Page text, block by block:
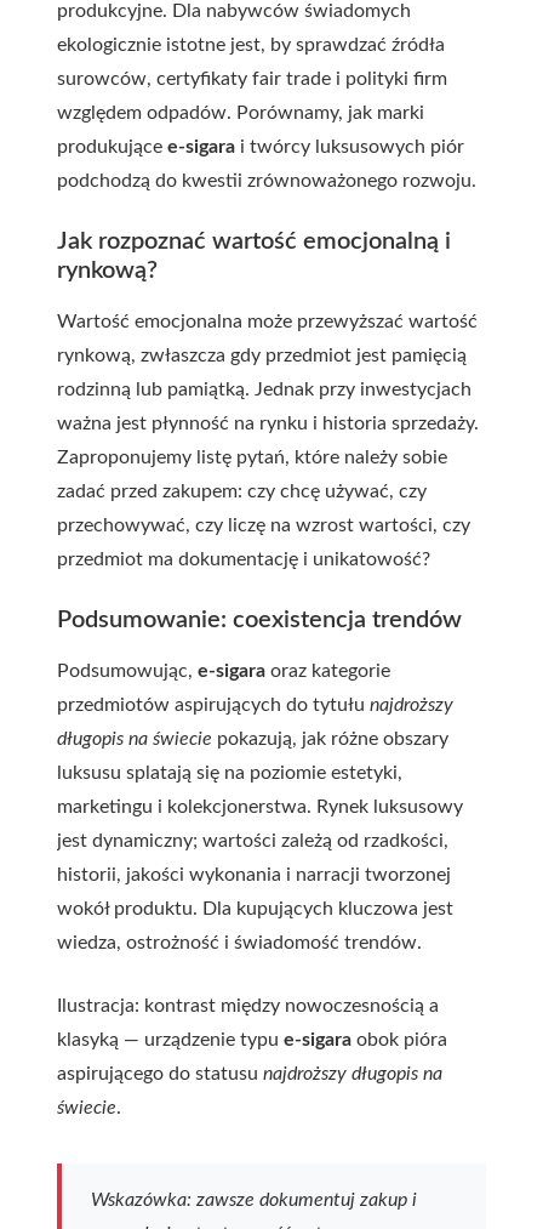
produkcyjne. Dla nabywców świadomych
ekologicznie istotne jest, by sprawdzać źródła
surowców, certyfikaty fair trade i polityki firm
względem odpadów. Porównamy, jak marki
produkujące e-sigara i twórcy luksusowych piór
podchodzą do kwestii zrównoważonego rozwoju.
Jak rozpoznać wartość emocjonalną i
rynkową?
Wartość emocjonalna może przewyższać wartość
rynkową, zwłaszcza gdy przedmiot jest pamięcią
rodzinną lub pamiątką. Jednak przy inwestycjach
ważna jest płynność na rynku i historia sprzedaży.
Zaproponujemy listę pytań, które należy sobie
zadać przed zakupem: czy chcę używać, czy
przechowywać, czy liczę na wzrost wartości, czy
przedmiot ma dokumentację i unikatowość?
Podsumowanie: coexistencja trendów
Podsumowując, e-sigara oraz kategorie
przedmiotów aspirujących do tytułu najdroższy
długopis na świecie pokazują, jak różne obszary
luksusu splatają się na poziomie estetyki,
marketingu i kolekcjonerstwa. Rynek luksusowy
jest dynamiczny; wartości zależą od rzadkości,
historii, jakości wykonania i narracji tworzonej
wokół produktu. Dla kupujących kluczowa jest
wiedza, ostrożność i świadomość trendów.
Ilustracja: kontrast między nowoczesnością a
klasyką — urządzenie typu e-sigara obok pióra
aspirującego do statusu najdroższy długopis na
świecie.
Wskazówka: zawsze dokumentuj zakup i